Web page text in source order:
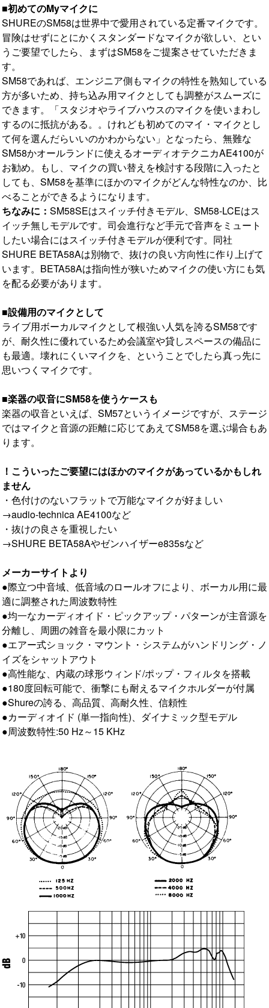
■初めてのMyマイクに
SHUREのSM58は世界中で愛用されている定番マイクです。
冒険はせずにとにかくスタンダードなマイクが欲しい、とい
うご要望でしたら、まずはSM58をご提案させていただきま
す。
SM58であれば、エンジニア側もマイクの特性を熟知している
方が多いため、持ち込み用マイクとしても調整がスムーズに
できます。「スタジオやライブハウスのマイクを使いまわし
するのに抵抗がある。。けれども初めてのマイ・マイクとし
て何を選んだらいいのかわからない」となったら、無難な
SM58かオールランドに使えるオーディオテクニカAE4100が
お勧め。もし、マイクの買い替えを検討する段階に入ったと
しても、SM58を基準にほかのマイクがどんな特性なのか、比
べることができるようになります。
ちなみに： SM58SEはスイッチ付きモデル、SM58-LCEはス
イッチ無しモデルです。司会進行など手元で音声をミュート
したい場合にはスイッチ付きモデルが便利です。同社
SHURE BETA58Aは別物で、抜けの良い方向性に作り上げて
います。BETA58Aは指向性が狭いためマイクの使い方にも気
を配る必要があります。
■設備用のマイクとして
ライブ用ボーカルマイクとして根強い人気を誇るSM58です
が、耐久性に優れているため会議室や貸しスペースの備品に
も最適。壊れにくいマイクを、ということでしたら真っ先に
思いつくマイクです。
■楽器の収音にSM58を使うケースも
楽器の収音といえば、SM57というイメージですが、ステージ
ではマイクと音源の距離に応じてあえてSM58を選ぶ場合もあ
ります。
！こういったご要望にはほかのマイクがあっているかもしれ
ません
・色付けのないフラットで万能なマイクが好ましい
→audio-technica AE4100など
・抜けの良さを重視したい
→SHURE BETA58Aやゼンハイザーe835sなど
メーカーサイトより
●際立つ中音域、低音域のロールオフにより、ボーカル用に最
適に調整された周波数特性
●均一なカーディオイド・ピックアップ・パターンが主音源を
分離し、周囲の雑音を最小限にカット
●エアー式ショック・マウント・システムがハンドリング・ノ
イズをシャットアウト
●高性能な、内蔵の球形ウィンド/ポップ・フィルタを搭載
●180度回転可能で、衝撃にも耐えるマイクホルダーが付属
●Shureの誇る、高品質、高耐久性、信頼性
●カーディオイド (単一指向性)、ダイナミック型モデル
●周波数特性:50 Hz～15 KHz